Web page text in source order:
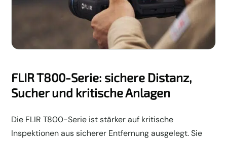
FLIR T800-Serie: sichere Distanz,
Sucher und kritische Anlagen
Die FLIR T800-Serie ist stärker auf kritische
Inspektionen aus sicherer Entfernung ausgelegt. Sie